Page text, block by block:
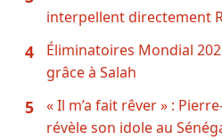
interpellent directement
4
Éliminatoires Mondial
grâce à Salah
5
« Il m’a fait rêver » :
révèle son idole au